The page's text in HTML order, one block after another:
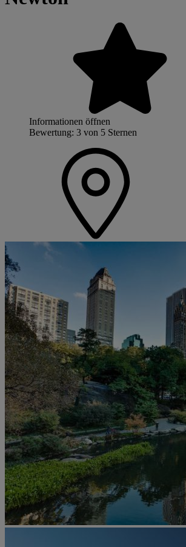
Informationen öffnen
Bewertung: 3 von 5 Sternen